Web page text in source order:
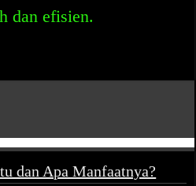
dan efisien.
dan Apa Manfaatnya?